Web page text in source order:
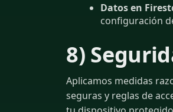
Datos en
configuración
8)
Aplicamos medidas
seguras y reglas de